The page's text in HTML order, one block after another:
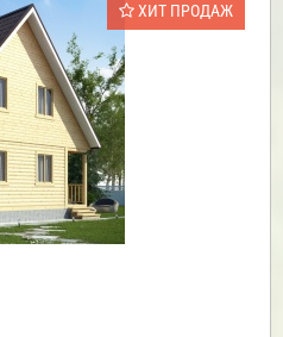
ХИТ ПРОДАЖ